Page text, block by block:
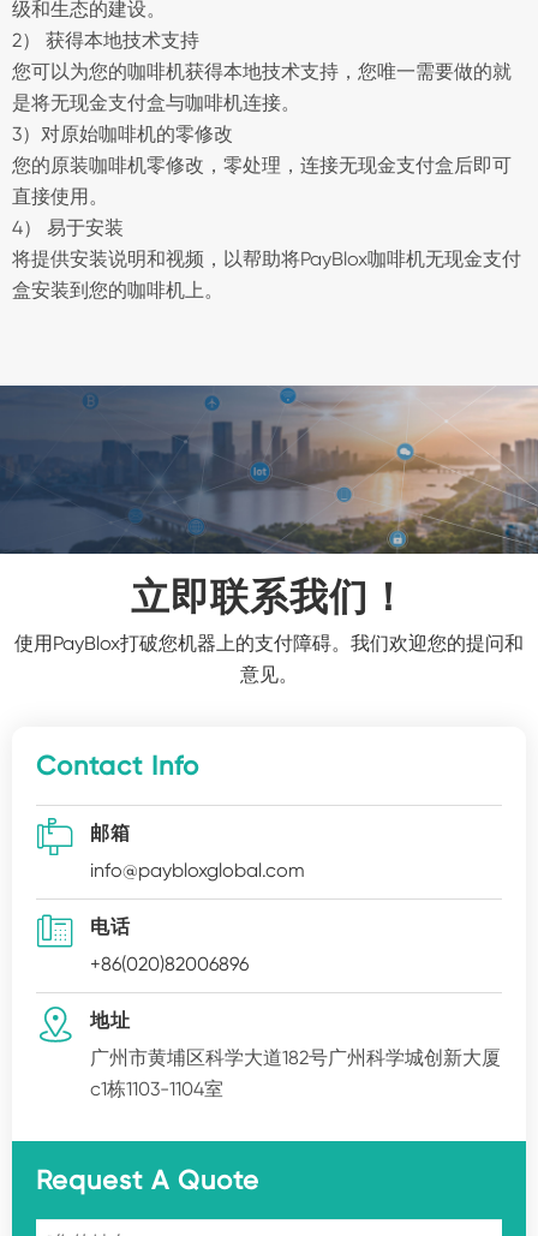
级和生态的建设。
2） 获得本地技术支持
您可以为您的咖啡机获得本地技术支持，您唯一需要做的就
是将无现金支付盒与咖啡机连接。
3）对原始咖啡机的零修改
您的原装咖啡机零修改，零处理，连接无现金支付盒后即可
直接使用。
4） 易于安装
将提供安装说明和视频，以帮助将PayBlox咖啡机无现金支付
盒安装到您的咖啡机上。
立即联系我们！
使用PayBlox打破您机器上的支付障碍。我们欢迎您的提问和
意见。
Contact Info

邮箱
info@paybloxglobal.com

电话
+86(020)82006896

地址
广州市黄埔区科学大道182号广州科学城创新大厦
c1栋1103-1104室
Request A Quote